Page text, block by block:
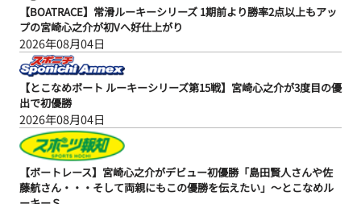
【BOATRACE】常滑ルーキーシリーズ 1期前より勝率2点以上もアッ
プの宮崎心之介が初Vへ好仕上がり
2026年08月04日
【とこなめボート ルーキーシリーズ第15戦】宮崎心之介が3度目の優
出で初優勝
2026年08月04日
【ボートレース】宮崎心之介がデビュー初優勝「島田賢人さんや佐
藤航さん・・・そして両親にもこの優勝を伝えたい」～とこなめル